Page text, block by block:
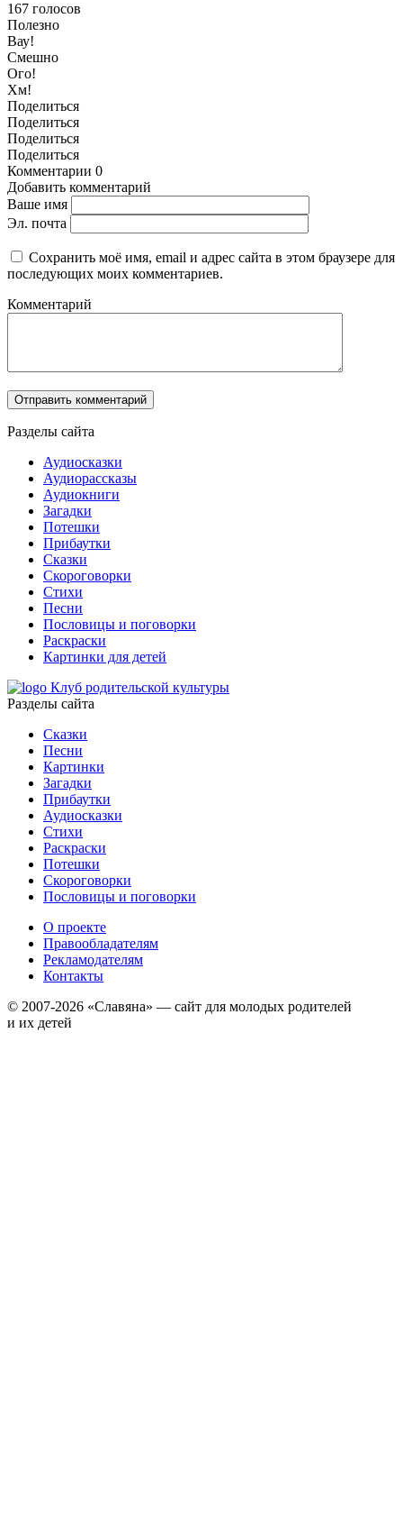
167 голосов
Полезно
Вау!
Смешно
Ого!
Хм!
Поделиться
Поделиться
Поделиться
Поделиться
Комментарии 0
Добавить комментарий
Ваше имя
Эл. почта
Сохранить моё имя, email и адрес сайта в этом браузере для
последующих моих комментариев.
Комментарий
Разделы сайта
Аудиосказки
Аудиорассказы
Аудиокниги
Загадки
Потешки
Прибаутки
Сказки
Скороговорки
Стихи
Песни
Пословицы и поговорки
Раскраски
Картинки для детей
Клуб родительской культуры
Разделы сайта
Сказки
Песни
Картинки
Загадки
Прибаутки
Аудиосказки
Стихи
Раскраски
Потешки
Скороговорки
Пословицы и поговорки
О проекте
Правообладателям
Рекламодателям
Контакты
© 2007-2026 «Славяна» — сайт для молодых родителей
и их детей